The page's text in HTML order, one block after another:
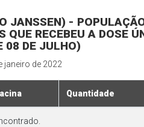
JANSSEN) -
QUE RECEBEU A DOSE
08 DE JULHO)
janeiro de 2022
Quantidade